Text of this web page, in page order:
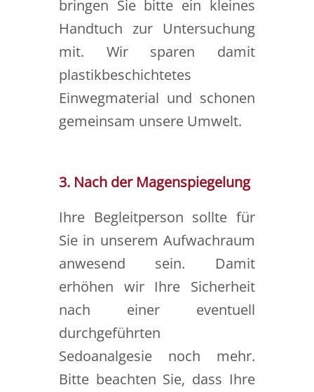
bringen Sie bitte ein kleines
Handtuch zur Untersuchung
mit. Wir sparen damit
plastikbeschichtetes
Einwegmaterial und schonen
gemeinsam unsere Umwelt.
3. Nach der Magenspiegelung
Ihre Begleitperson sollte für
Sie in unserem Aufwachraum
anwesend sein. Damit
erhöhen wir Ihre Sicherheit
nach einer eventuell
durchgeführten
Sedoanalgesie noch mehr.
Bitte beachten Sie, dass Ihre